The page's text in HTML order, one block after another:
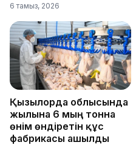
6 тамыз, 2026
Қызылорда облысында
жылына 6 мың тонна
өнім өндіретін құс
фабрикасы ашылды